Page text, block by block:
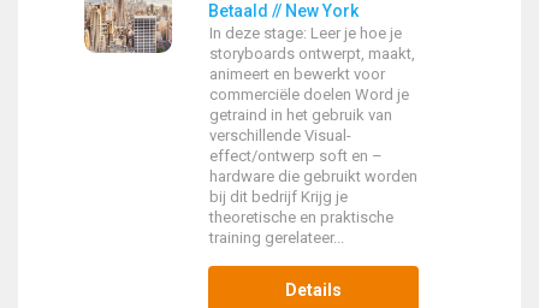
Betaald // New York
In deze stage: Leer je hoe je
storyboards ontwerpt, maakt,
animeert en bewerkt voor
commerciële doelen Word je
getraind in het gebruik van
verschillende Visual-
effect/ontwerp soft en –
hardware die gebruikt worden
bij dit bedrijf Krijg je
theoretische en praktische
training gerelateer...
Details